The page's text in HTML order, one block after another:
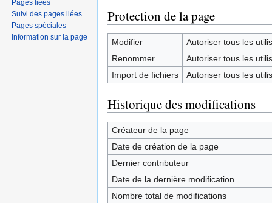
Protection de la page
Modifier
Autoriser tous les
Renommer
Autoriser tous les
Import de fichiers
Autoriser tous les
Historique des modifications
Créateur de la page
Date de création de la page
Dernier contributeur
Date de la dernière modification
Nombre total de modifications
Pages liées
Suivi des pages liées
Pages spéciales
Information sur la page